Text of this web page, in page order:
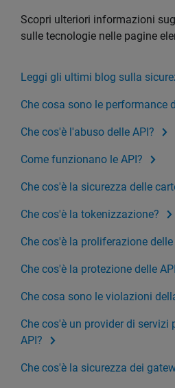
Scopri ulteriori informazioni
sulle tecnologie nelle pagine
Leggi gli ultimi blog sulla
Che cosa sono le performance
Che cos'è l'abuso delle API?
Come funzionano le API?
Che cos'è la sicurezza delle
Che cos'è la tokenizzazione?
Che cos'è la proliferazione delle
Che cos'è la protezione delle
Che cosa sono le violazioni
Che cos'è un provider di servizi
API?
Che cos'è la sicurezza dei